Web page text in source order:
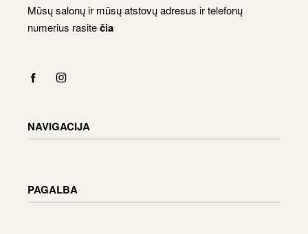
Mūsų salonų ir mūsų atstovų adresus ir telefonų
numerius rasitečia
NAVIGACIJA
Krepšelis
PAGALBA